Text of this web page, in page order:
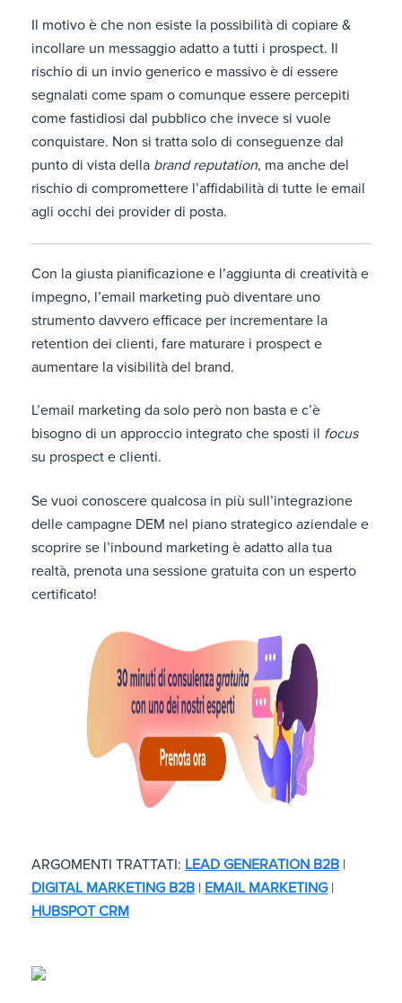
Il motivo è che non esiste la possibilità di copiare &
incollare un messaggio adatto a tutti i prospect. Il
rischio di un invio generico e massivo è di essere
segnalati come spam o comunque essere percepiti
come fastidiosi dal pubblico che invece si vuole
conquistare. Non si tratta solo di conseguenze dal
punto di vista della brand reputation, ma anche del
rischio di compromettere l’affidabilità di tutte le email
agli occhi dei provider di posta.
Con la giusta pianificazione e l’aggiunta di creatività e
impegno, l’email marketing può diventare uno
strumento davvero efficace per incrementare la
retention dei clienti, fare maturare i prospect e
aumentare la visibilità del brand.
L’email marketing da solo però non basta e c’è
bisogno di un approccio integrato che sposti il focus
su prospect e clienti.
Se vuoi conoscere qualcosa in più sull’integrazione
delle campagne DEM nel piano strategico aziendale e
scoprire se l’inbound marketing è adatto alla tua
realtà, prenota una sessione gratuita con un esperto
certificato!
ARGOMENTI TRATTATI: LEAD GENERATION B2B |
DIGITAL MARKETING B2B | EMAIL MARKETING |
HUBSPOT CRM